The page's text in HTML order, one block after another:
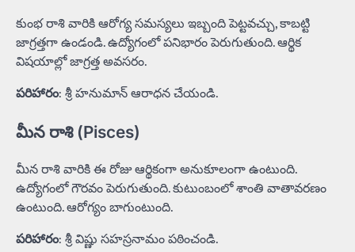
కుంభ రాశి వారికి ఆరోగ్య సమస్యలు ఇబ్బంది పెట్టవచ్చు, కాబట్టి
జాగ్రత్తగా ఉండండి. ఉద్యోగంలో పనిభారం పెరుగుతుంది. ఆర్థిక
విషయాల్లో జాగ్రత్త అవసరం.
పరిహారం: శ్రీ హనుమాన్ ఆరాధన చేయండి.
మీన రాశి (Pisces)
మీన రాశి వారికి ఈ రోజు ఆర్థికంగా అనుకూలంగా ఉంటుంది.
ఉద్యోగంలో గౌరవం పెరుగుతుంది. కుటుంబంలో శాంతి వాతావరణం
ఉంటుంది. ఆరోగ్యం బాగుంటుంది.
పరిహారం: శ్రీ విష్ణు సహస్రనామం పఠించండి.